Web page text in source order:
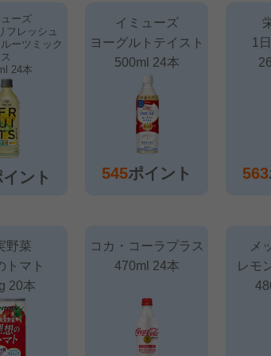
ーズ
フレッシュ
ーツミック
ス
24本
ント
イミューズ
ヨーグルトテイスト
500ml 24本
545ポイント
1
563
野菜
トマト
20本
コカ・コーラプラス
470ml 24本
メ
レモ